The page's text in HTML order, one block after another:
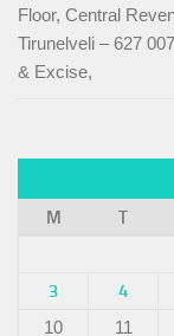
Floor, Central
Tirunelveli – 627
& Excise,
M T
3
4
10
11